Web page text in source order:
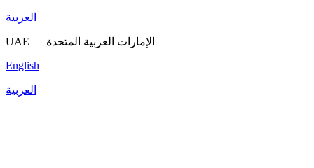
العربية
UAE – الإمارات العربية المتحدة
English
العربية